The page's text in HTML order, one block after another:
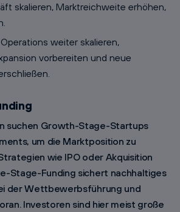
skalieren, Marktreichweite erhöhen,
weiter skalieren,
vorbereiten und neue
suchen Growth-Stage-Startups
um die Marktposition zu
wie IPO oder Akquisition
Stage-Funding sichert nachhaltiges
der Wettbewerbsführung und
Investoren sind hier meist große